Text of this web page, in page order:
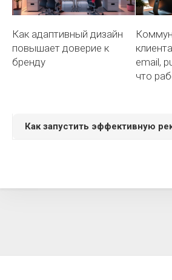
Как адаптивный дизайн
повышает доверие к
бренду
email,
что